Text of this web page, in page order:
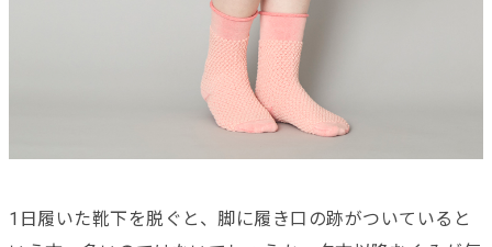
1日履いた靴下を脱ぐと、脚に履き口の跡がついていると